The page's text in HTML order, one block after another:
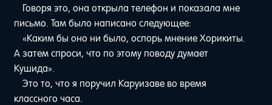
Говоря это, она открыла телефон и показала мне
письмо. Там было написано следующее:
«Каким бы оно ни было, оспорь мнение Хорикиты.
А затем спроси, что по этому поводу думает
Кушида».
Это то, что я поручил Каруизаве во время
классного часа.